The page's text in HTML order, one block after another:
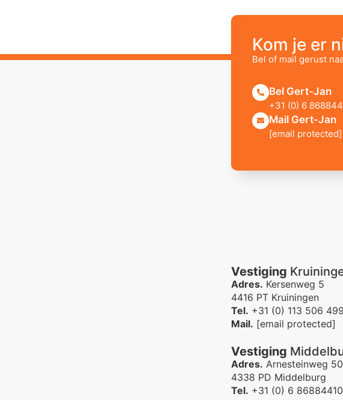
Vestiging
Adres. Kersenweg 5
4416 PT Kruiningen
Tel. +31 (0) 113 506 499
Mail. [email protected]
Vestiging
Adres. Arnesteinweg 50
4338 PD Middelburg
Tel. +31 (0) 6 86884410
Kom je er
Bel of mail gerust
Bel Gert-Jan
+31 (0) 6
Mail Gert-Jan
[email protected]